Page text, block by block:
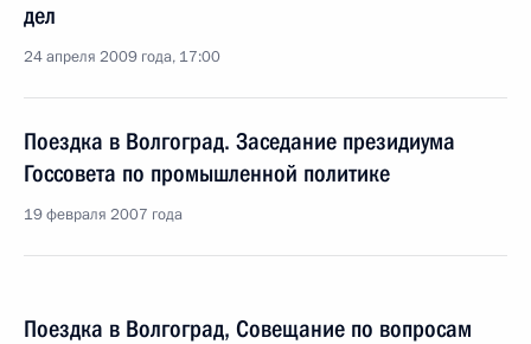
дел
24 апреля 2009 года, 17:00
Поездка в Волгоград. Заседание президиума
Госсовета по промышленной политике
19 февраля 2007 года
Поездка в Волгоград, Совещание по вопросам